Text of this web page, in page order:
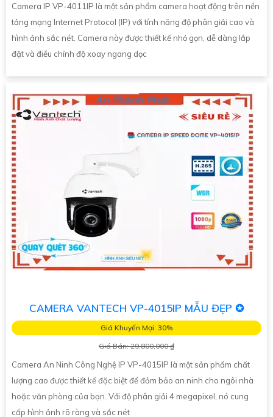
Camera IP VP-4011IP là một sản phẩm camera hoạt động trên nền
tảng mạng Internet Protocol (IP) với tính năng độ phân giải cao và
hình ảnh sắc nét. Camera này được thiết kế nhỏ gọn, dễ dàng lắp
đặt và điều chỉnh độ xoay ngang dọc
CAMERA VANTECH VP-4015IP MẪU ĐẸP ✪
Giá Khuyến Mại: 30%
Giá Bán: 29,800,000 ₫
Camera An Ninh Công Nghệ IP VP-4015IP là một sản phẩm chất
lượng cao được thiết kế đặc biệt để đảm bảo an ninh cho ngôi nhà
hoặc văn phòng của bạn. Với độ phân giải 4 megapixel, nó cung
cấp hình ảnh rõ ràng và sắc nét